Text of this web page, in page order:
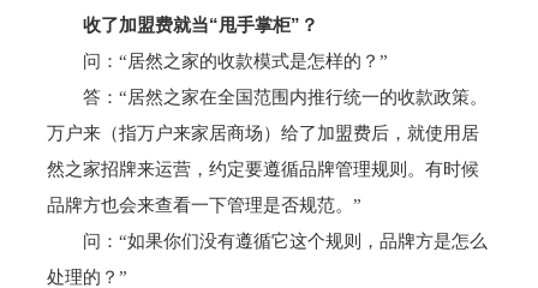
收了加盟费就当“甩手掌柜”？
问：“居然之家的收款模式是怎样的？”
答：“居然之家在全国范围内推行统一的收款政策。
万户来（指万户来家居商场）给了加盟费后，就使用居
然之家招牌来运营，约定要遵循品牌管理规则。有时候
品牌方也会来查看一下管理是否规范。”
问：“如果你们没有遵循它这个规则，品牌方是怎么
处理的？”